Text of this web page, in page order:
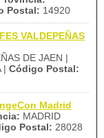
Postal: 14920
VALDEPEÑAS
DE JAEN |
| Código Postal:
Madrid
MADRID
Postal: 28028